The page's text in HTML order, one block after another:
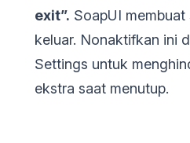
exit”. SoapUI
keluar. Nonaktifkan ini
Settings untuk
ekstra saat menutup.